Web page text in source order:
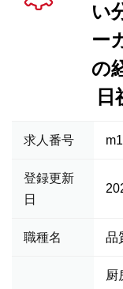
い
ー
の
日
求人番号
登録更新
日
職種名 品
厨